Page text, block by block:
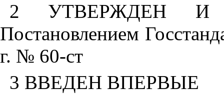
2 УТВЕРЖДЕН И
Постановлением
г. № 60-ст
3 ВВЕДЕН ВПЕРВЫЕ